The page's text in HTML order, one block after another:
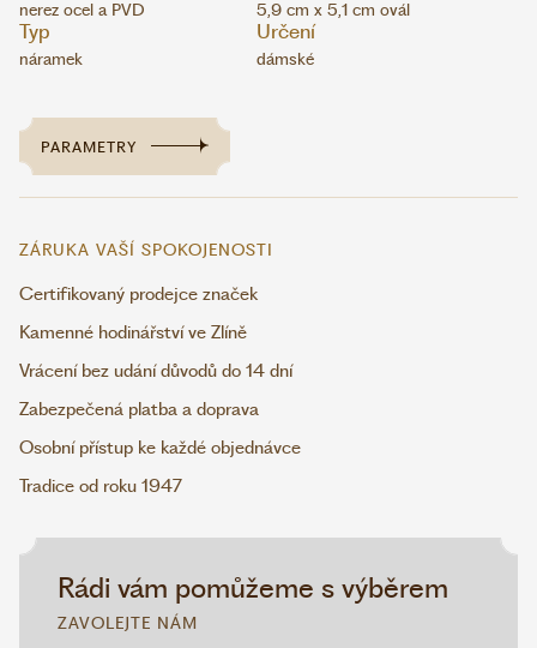
Rádi vám pomůžeme s výběrem
ZAVOLEJTE NÁM
nerez ocel a PVD 5,9 cm x 5,1 cm ovál
Typ
náramek
Určení
dámské
PARAMETRY
ZÁRUKA VAŠÍ SPOKOJENOSTI
Certifikovaný prodejce značek
Kamenné hodinářství ve Zlíně
Vrácení bez udání důvodů do 14 dní
Zabezpečená platba a doprava
Osobní přístup ke každé objednávce
Tradice od roku 1947